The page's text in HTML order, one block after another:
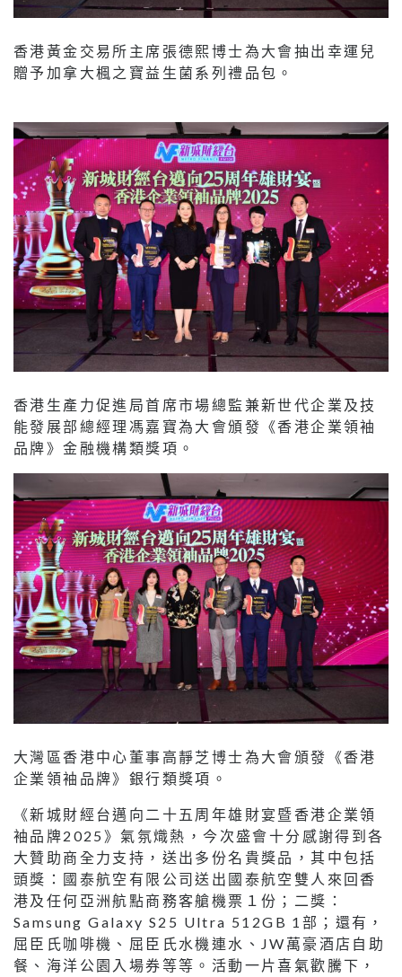
香港黃金交易所主席張德熙博士為大會抽出幸運兒
贈予加拿大楓之寶益生菌系列禮品包。
香港生產力促進局首席市場總監兼新世代企業及技
能發展部總經理馮嘉寶為大會頒發《香港企業領袖
品牌》金融機構類獎項。
大灣區香港中心董事高靜芝博士為大會頒發《香港
企業領袖品牌》銀行類獎項。
《新城財經台邁向二十五周年雄財宴暨香港企業領
袖品牌2025》氣氛熾熱，今次盛會十分感謝得到各
大贊助商全力支持，送出多份名貴獎品，其中包括
頭獎：國泰航空有限公司送出國泰航空雙人來回香
港及任何亞洲航點商務客艙機票１份；二獎：
Samsung Galaxy S25 Ultra 512GB 1部；還有，
屈臣氏咖啡機、屈臣氏水機連水、JW萬豪酒店自助
餐、海洋公園入場券等等。活動一片喜氣歡騰下，